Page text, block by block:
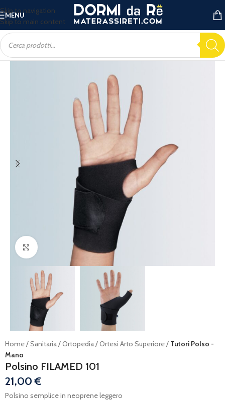
Skip to navigation
Skip to main content
MENU
Ingrandisci
Home Sanitaria Ortopedia Ortesi Arto Superiore
Tutori Polso -
Mano
Polsino FILAMED 101
21,00€
Polsino semplice in neoprene leggero